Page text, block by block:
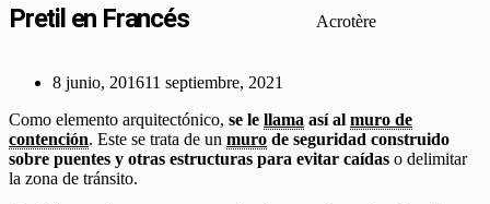
Pretil en Francés Acrotère
8 junio, 201611 septiembre, 2021
Como elemento arquitectónico, se le llama así al muro de
contención. Este se trata de un muro de seguridad construido
sobre puentes y otras estructuras para evitar caídas o delimitar
la zona de tránsito.